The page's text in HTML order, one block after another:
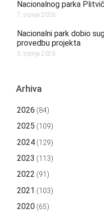
Nacionalnog parka
7. srpnja 2026.
Nacionalni park dobio
provedbu projekta
3. srpnja 2026.
Arhiva
2026 (84)
2025 (109)
2024(129)
2023 (113)
2022 (91)
2021 (103)
2020(65)